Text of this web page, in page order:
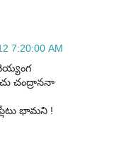
7:20:00 AM
చంద్రాననా
భామని !